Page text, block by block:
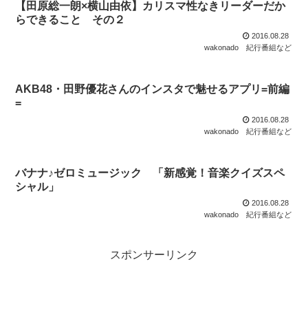
【田原総一朗×横山由依】カリスマ性なきリーダーだか
らできること その２
2016.08.28
wakonado
紀行番組など
AKB48・田野優花さんのインスタで魅せるアプリ=前編
=
2016.08.28
wakonado
紀行番組など
バナナ♪ゼロミュージック 「新感覚！音楽クイズスペ
シャル」
2016.08.28
wakonado
紀行番組など
スポンサーリンク